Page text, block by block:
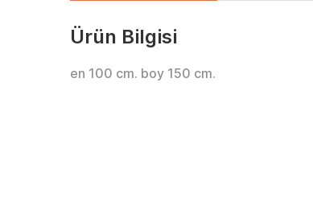
Ürün Bilgisi
en 100 cm. boy 150 cm.